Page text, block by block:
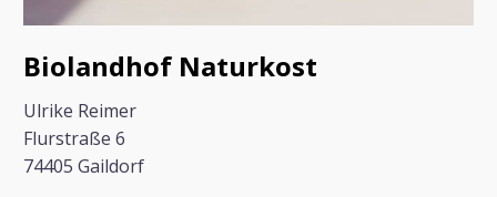
Biolandhof Naturkost
Ulrike Reimer
Flurstraße 6
74405 Gaildorf